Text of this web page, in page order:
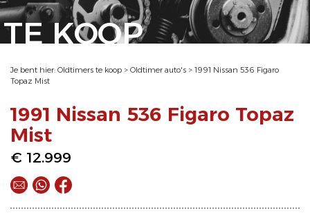
TE KOOP
Je bent hier: Oldtimers te koop > Oldtimer auto's > 1991 Nissan 536 Figaro
Topaz Mist
1991 Nissan 536 Figaro Topaz
Mist
€ 12.999